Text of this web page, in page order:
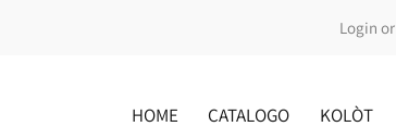
Login or
HOME CATALOGO KOLÒT